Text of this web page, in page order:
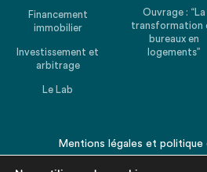
Financement
immobilier
Investissement et
arbitrage
Le Lab
Ouvrage : “La
transformation
bureaux en
logements”
Mentions légales et politique